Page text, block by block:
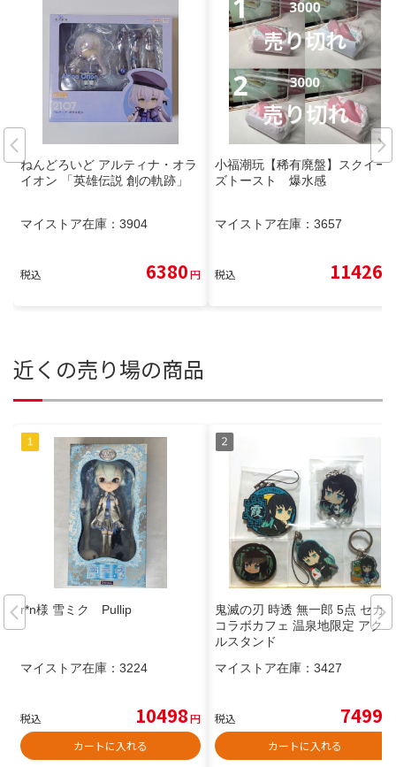
ねんどろいど アルティナ・オラ
イオン 「英雄伝説 創の軌跡」
マイストア在庫： 3904
税込 6380円
小福潮玩【稀有廃盤】スクイー
ズトースト 爆水感
マイストア在庫： 3657
税込 11426
近くの売り場の商品
r*n様 雪ミク Pullip
マイストア在庫： 3224
税込 10498円
カートに入れる
鬼滅の刃 時透 無一郎 5点 セガ
コラボカフェ 温泉地限定 アクリ
ルスタンド
マイストア在庫： 3427
税込 7499
カートに入れる